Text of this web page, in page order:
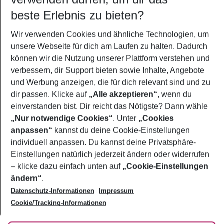
5-8 Nächte
2 Erwachsene Keine Kinder
Mehr Filter anzeigen
Footer
Footer navigation
Über uns
AGB
Bestpreisgarantie
Cookie-Einstellungen ändern
Cookie-Richtlinie
Agenturbetreuung
Barrierefreies Reisen
Folge uns
beste Erlebnis zu bieten?
Wir verwenden Cookies und ähnliche Technologien, um
unsere Webseite für dich am Laufen zu halten. Dadurch
können wir die Nutzung unserer Plattform verstehen und
verbessern, dir Support bieten sowie Inhalte, Angebote
und Werbung anzeigen, die für dich relevant sind und zu
dir passen. Klicke auf „Alle akzeptieren“, wenn du
einverstanden bist. Dir reicht das Nötigste? Dann wähle
„Nur notwendige Cookies“. Unter „Cookies
anpassen“ kannst du deine Cookie-Einstellungen
individuell anpassen. Du kannst deine Privatsphäre-
Einstellungen natürlich jederzeit ändern oder widerrufen
– klicke dazu einfach unten auf „Cookie-Einstellungen
ändern“.
Datenschutz-Informationen
Impressum
Cookie/Tracking-Informationen